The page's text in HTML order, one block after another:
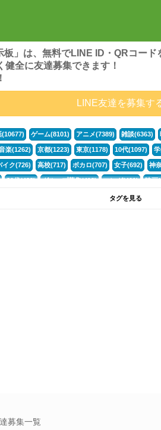
」は、無料でLINE ID・QRコー
全に友達募集できます！
LINE友達を募集す
(10677) ゲーム(8101) アニメ(7389) 雑談(6363)
楽(1262) 京都(1223) 東京(1178) 10代(1097)
イク(726) 高校(717) ボカロ(707) 女子(692) 神
30代(433) グループ募集(412) マンガ(401) 映画
フォートナイト(320)
タグを見る
募集一覧